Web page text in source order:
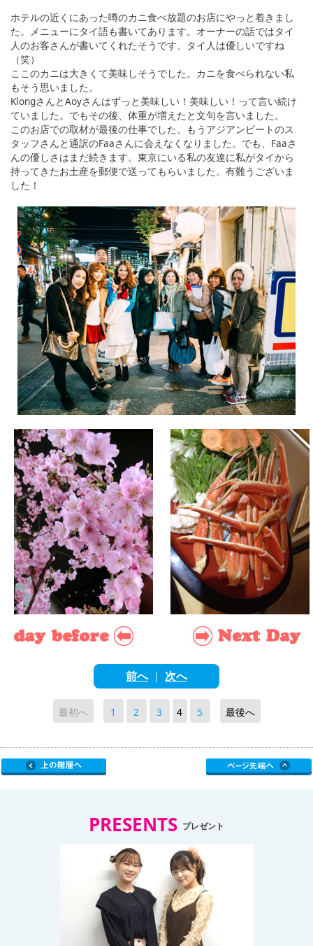
ホテルの近くにあった噂のカニ食べ放題のお店にやっと着きまし
た。メニューにタイ語も書いてあります。オーナーの話ではタイ
人のお客さんが書いてくれたそうです。タイ人は優しいですね
（笑）
ここのカニは大きくて美味しそうでした。カニを食べられない私
もそう思いました。
KlongさんとAoyさんはずっと美味しい！美味しい！って言い続け
ていました。でもその後、体重が増えたと文句を言いました。
このお店での取材が最後の仕事でした。もうアジアンビートのス
タッフさんと通訳のFaaさんに会えなくなりました。でも、Faaさ
んの優しさはまだ続きます。東京にいる私の友達に私がタイから
持ってきたお土産を郵便で送ってもらいました。有難うございま
した！
前へ| 次へ
最初へ 1 2 3 4 5 最後へ
PRESENTS プレゼント